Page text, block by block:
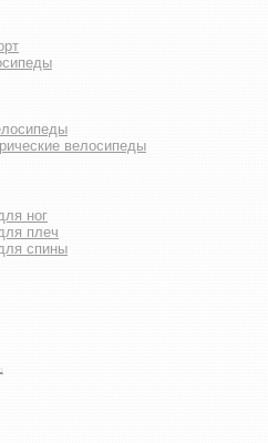
велосипеды
ног
плеч
спины